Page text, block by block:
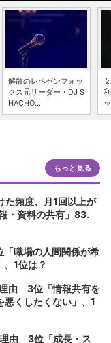
解散のレペゼンフォッ
クス元リーダー・DJ S
HACHO...
もっと見る
た頻度、月1回以上が
・資料の共有」83.
職場の人間関係が希
1位は？
理由 3位「情報共有を
くしたくない」、1
理由 3位「成長・ス